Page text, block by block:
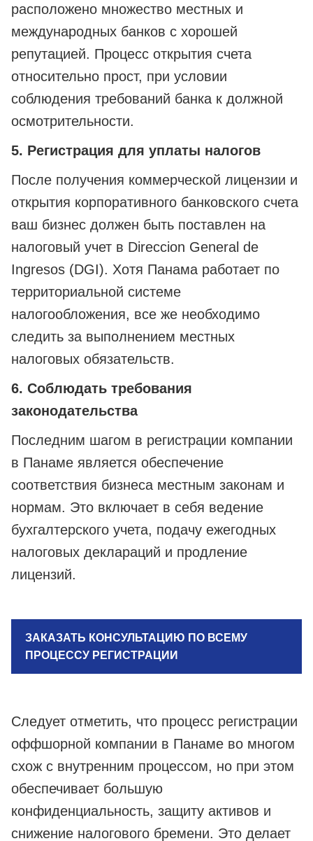
расположено множество местных и
международных банков с хорошей
репутацией. Процесс открытия счета
относительно прост, при условии
соблюдения требований банка к должной
осмотрительности.
5. Регистрация для уплаты налогов
После получения коммерческой лицензии и
открытия корпоративного банковского счета
ваш бизнес должен быть поставлен на
налоговый учет в Direccion General de
Ingresos (DGI). Хотя Панама работает по
территориальной системе
налогообложения, все же необходимо
следить за выполнением местных
налоговых обязательств.
6. Соблюдать требования
законодательства
Последним шагом в регистрации компании
в Панаме является обеспечение
соответствия бизнеса местным законам и
нормам. Это включает в себя ведение
бухгалтерского учета, подачу ежегодных
налоговых деклараций и продление
лицензий.
ЗАКАЗАТЬ КОНСУЛЬТАЦИЮ ПО ВСЕМУ
ПРОЦЕССУ РЕГИСТРАЦИИ
Следует отметить, что процесс регистрации
оффшорной компании в Панаме во многом
схож с внутренним процессом, но при этом
обеспечивает большую
конфиденциальность, защиту активов и
снижение налогового бремени. Это делает